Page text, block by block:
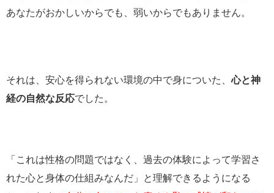
あなたがおかしいからでも、弱いからでもありません。
それは、安心を得られない環境の中で身についた、心と神
経の自然な反応でした。
「これは性格の問題ではなく、過去の体験によって学習さ
れた心と身体の仕組みなんだ」と理解できるようになる